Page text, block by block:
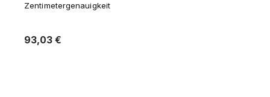
Zentimetergenauigkeit
93,03 €